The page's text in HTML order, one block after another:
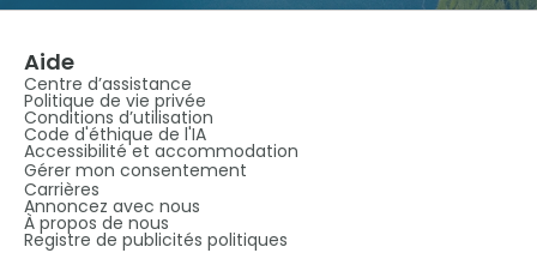
Aide
Centre d’assistance
Politique de vie privée
Conditions d’utilisation
Code d'éthique de l'IA
Accessibilité et accommodation
Gérer mon consentement
Carrières
Annoncez avec nous
À propos de nous
Registre de publicités politiques